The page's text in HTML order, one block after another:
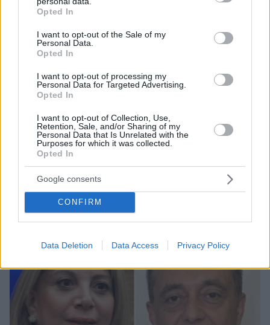
grant or deny consent to Google and its third-party tags to
use your data for below specified purposes in below Google
consent section.
Opted In
I want to opt-out of the Sale of my
Personal Data.
Opted In
I want to opt-out of processing my
Personal Data for Targeted Advertising.
Opted In
I want to opt-out of Collection, Use,
Retention, Sale, and/or Sharing of my
Personal Data that Is Unrelated with the
Purposes for which it was collected.
Opted In
Google consents
CONFIRM
Data Deletion Data Access Privacy Policy
Μυστήριο 3.500 ετών στη Σαντορίνη: Ο 15χρονος
που δεν πρόλαβε να ξεφύγει από το τσουνάμι
μπορεί ν' αλλάξει τη χρονολογία της μεγάλης
έκρηξης
08.08.2026, 18:08